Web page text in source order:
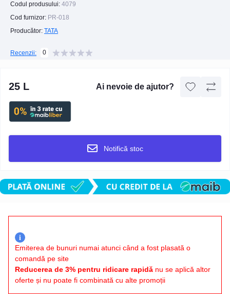
Codul produsului: 4079
Cod furnizor: PR-018
Producător: TATA
Recenzii: 0
25 L Ai nevoie de ajutor?
Notifică stoc
i
Emiterea de bunuri numai atunci când a fost plasată o
comandă pe site
Reducerea de 3% pentru ridicare rapidă nu se aplică altor
oferte și nu poate fi combinată cu alte promoții